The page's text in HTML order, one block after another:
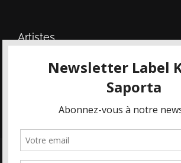
Artistes
photographique, cliquez surle lien ici